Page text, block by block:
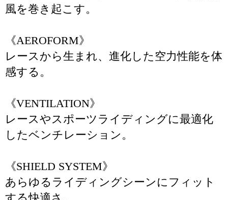
風を巻き起こす。
《AEROFORM》
レースから生まれ、進化した空力性能を体
感する。
《VENTILATION》
レースやスポーツライディングに最適化
したベンチレーション。
《SHIELD SYSTEM》
あらゆるライディングシーンにフィット